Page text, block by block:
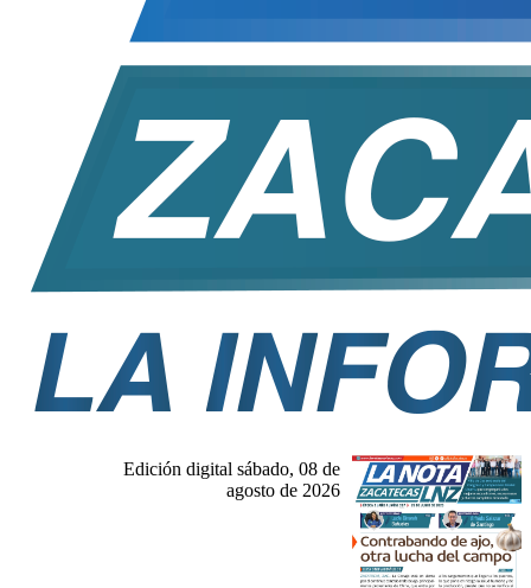
Edición digital sábado, 08 de
agosto de 2026